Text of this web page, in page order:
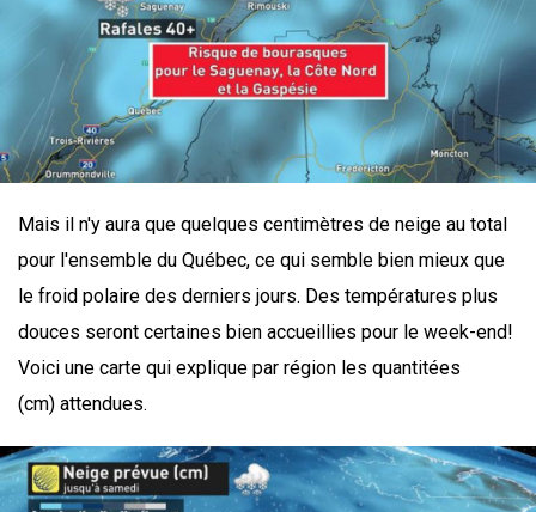
Mais il n'y aura que quelques centimètres de neige au total
pour l'ensemble du Québec, ce qui semble bien mieux que
le froid polaire des derniers jours. Des températures plus
douces seront certaines bien accueillies pour le week-end!
Voici une carte qui explique par région les quantitées
(cm) attendues.